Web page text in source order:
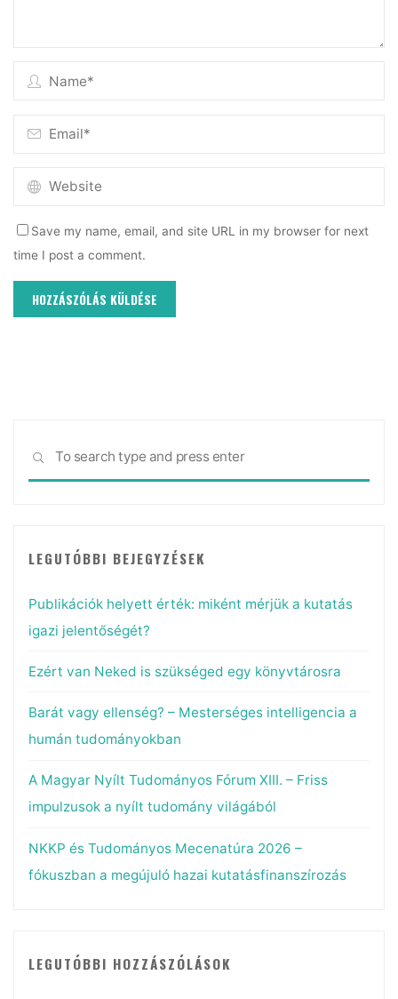
Save my name, email, and site URL in my browser for next
time I post a comment.
SEARCH
LEGUTÓBBI BEJEGYZÉSEK
Publikációk helyett érték: miként mérjük a kutatás
igazi jelentőségét?
Ezért van Neked is szükséged egy könyvtárosra
Barát vagy ellenség? – Mesterséges intelligencia a
humán tudományokban
A Magyar Nyílt Tudományos Fórum XIII. – Friss
impulzusok a nyílt tudomány világából
NKKP és Tudományos Mecenatúra 2026 –
fókuszban a megújuló hazai kutatásfinanszírozás
LEGUTÓBBI HOZZÁSZÓLÁSOK